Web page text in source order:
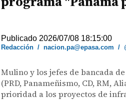
Publicado 2026/07/08 18:15:00
Redacción /nacion.pa@epasa.com /
Mulino y los jefes de bancada
(PRD, Panameñismo, CD, RM,
prioridad a los proyectos de